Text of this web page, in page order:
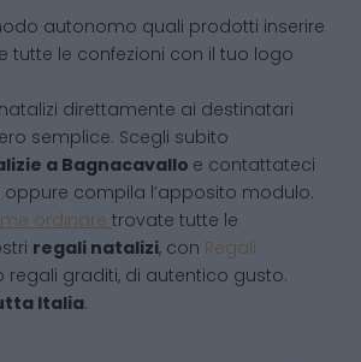
autonomo quali prodotti inserire
tutte le confezioni con il tuo logo
direttamente ai destinatari
semplice. Scegli subito
a Bagnacavallo e contattateci
compila l’apposito modulo.
ordinare trovate tutte le
regali natalizi, con Regali
regali graditi, di autentico gusto.
Italia.